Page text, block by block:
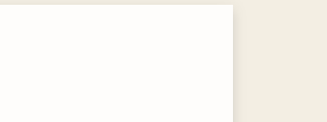
Rector Letters